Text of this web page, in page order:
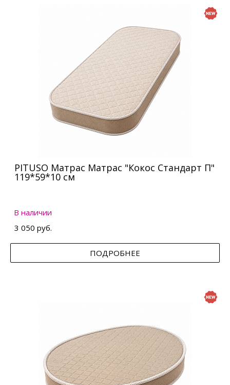
PITUSO Матрас Матрас "Кокос Стандарт П"
119*59*10 см
В наличии
3 050 руб.
ПОДРОБНЕЕ